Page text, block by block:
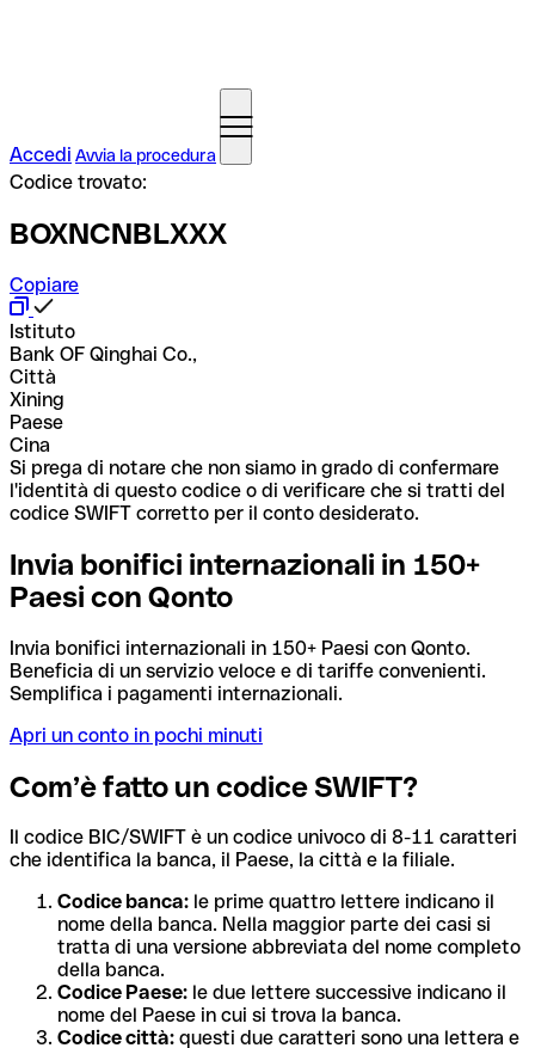
Accedi Avvia la procedura
Codice trovato:
BOXNCNBLXXX
Copiare
Istituto
Bank OF Qinghai Co.,
Città
Xining
Paese
Cina
Si prega di notare che non siamo in grado di confermare
l'identità di questo codice o di verificare che si tratti del
codice SWIFT corretto per il conto desiderato.
Invia bonifici internazionali in 150+
Paesi con Qonto
Invia bonifici internazionali in 150+ Paesi con Qonto.
Beneficia di un servizio veloce e di tariffe convenienti.
Semplifica i pagamenti internazionali.
Apri un conto in pochi minuti
Com’è fatto un codice SWIFT?
Il codice BIC/SWIFT è un codice univoco di 8-11 caratteri
che identifica la banca, il Paese, la città e la filiale.
Codice banca: le prime quattro lettere indicano il
nome della banca. Nella maggior parte dei casi si
tratta di una versione abbreviata del nome completo
della banca.
Codice Paese: le due lettere successive indicano il
nome del Paese in cui si trova la banca.
Codice città: questi due caratteri sono una lettera e